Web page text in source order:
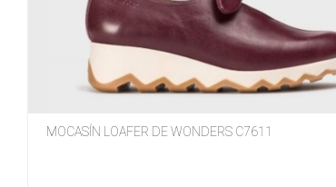
MOCASÍN LOAFER DE WONDERS C7611